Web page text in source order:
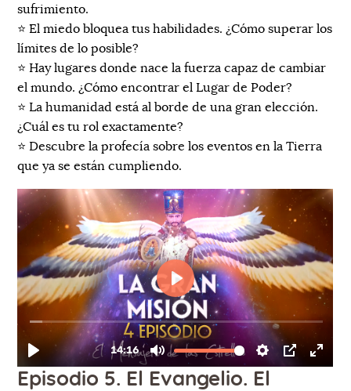
sufrimiento.
⭐️ El miedo bloquea tus habilidades. ¿Cómo superar los
límites de lo posible?
⭐️ Hay lugares donde nace la fuerza capaz de cambiar
el mundo. ¿Cómo encontrar el Lugar de Poder?
⭐️ La humanidad está al borde de una gran elección.
¿Cuál es tu rol exactamente?
⭐️ Descubre la profecía sobre los eventos en la Tierra
que ya se están cumpliendo.
Episodio 5. El Evangelio. El